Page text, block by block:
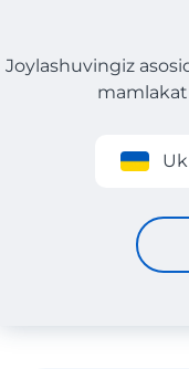
Roʻyxatdan
Joylashuvingiz
DKNY